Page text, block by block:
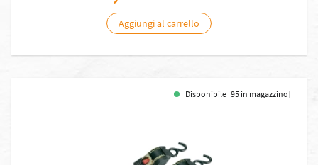
Aggiungi al carrello
Disponibile [95 in magazzino]